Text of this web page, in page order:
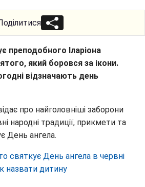
преподобного Іларіона
який боровся за ікони.
відзначають день
про найголовніші заборони
народні традиції, прикмети та
День ангела.
святкує День ангела в червні
назвати дитину